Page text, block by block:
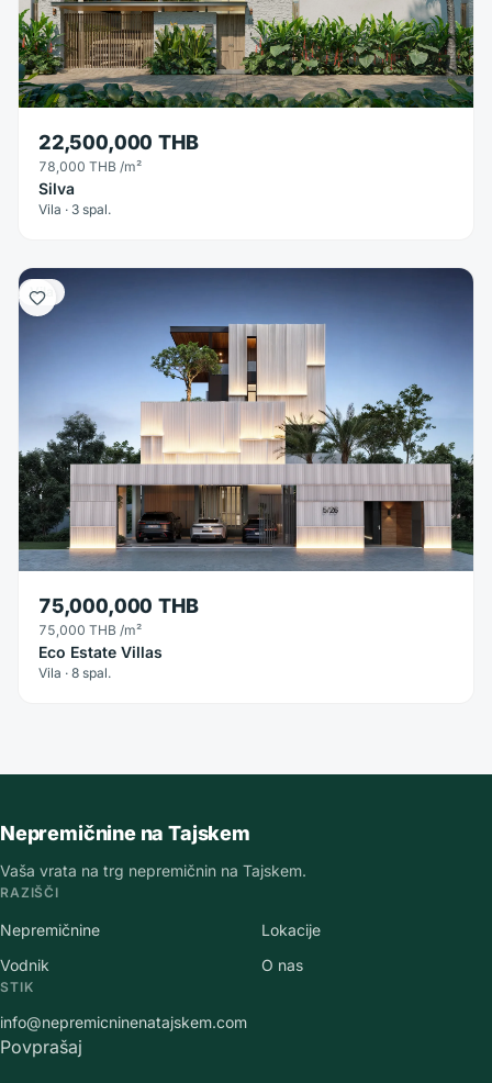
22,500,000 THB
78,000 THB /m²
Silva
Vila · 3 spal.
Vila
75,000,000 THB
75,000 THB /m²
Eco Estate Villas
Vila · 8 spal.
Nepremičnine na Tajskem
Vaša vrata na trg nepremičnin na Tajskem.
RAZIŠČI
Nepremičnine
Lokacije
Vodnik
O nas
STIK
info@nepremicninenatajskem.com
Povprašaj